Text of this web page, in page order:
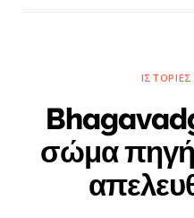
σώμα πηγή